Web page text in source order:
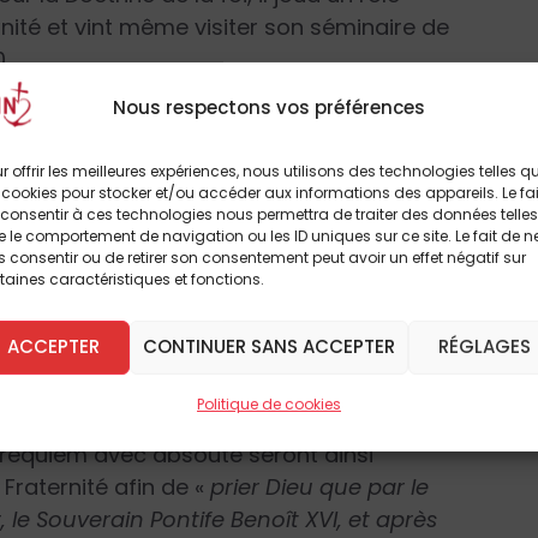
Nous respectons vos préférences
offrir les meilleures expériences, nous utilisons des technologies telles
pour stocker et/ou accéder aux informations des appareils. Le
à ces technologies nous permettra de traiter des données telles
le comportement de navigation ou les ID uniques sur ce site. Le fait de
consentir ou de retirer son consentement peut avoir un effet négatif sur
caractéristiques et fonctions.
ACCEPTER CONTINUER SANS ACCEPTER RÉGLAGES
Politique de cookies
et vint même visiter son séminaire de
contacts se poursuivirent, notamment
ainsi qu’au supérieur général le 6
de le remercier pour le motu proprio
au monastère Mater Ecclesiæ du
au supérieur de la
Traditionis Custodes
lui sont proches, ont à cœur de prier
avec absoute seront ainsi
afin de «prier Dieu que par le
Souverain Pontife Benoît XVI, et après